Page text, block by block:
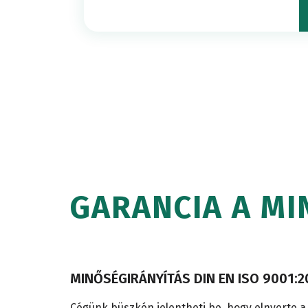
GARANCIA A
MINŐSÉGIRÁNYÍTÁS DIN EN ISO